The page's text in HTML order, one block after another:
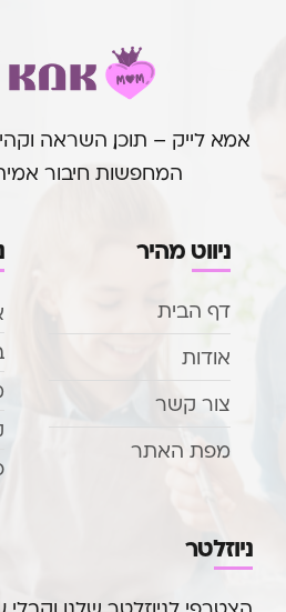
אמא לייק – תוכן, השראה
המחפשות חיבור
ניווט מהיר
דף הבית
אודות
צור קשר
מפת האתר
ניוזלטר